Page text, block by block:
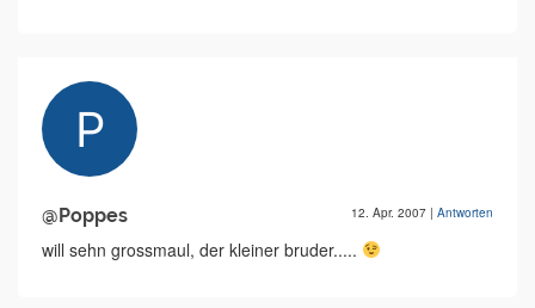
@Poppes 12. Apr. 2007 | Antworten
will sehn grossmaul, der kleiner bruder.....